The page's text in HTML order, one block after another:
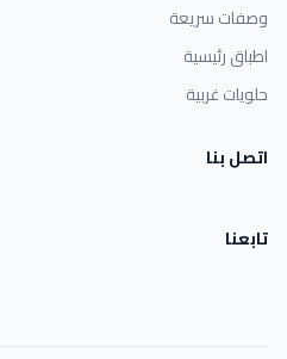
وصفات سريعة
اطباق رئيسية
حلويات غربية
اتصل بنا
تابعنا